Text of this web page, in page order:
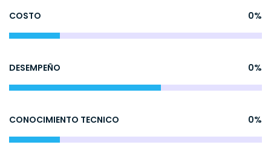
COSTO 0%
DESEMPEÑO 0%
CONOCIMIENTO TECNICO 0%